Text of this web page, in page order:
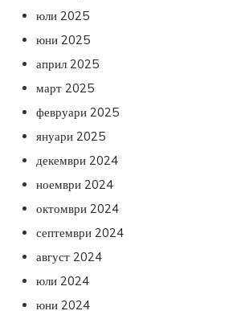
юли 2025
юни 2025
април 2025
март 2025
февруари 2025
януари 2025
декември 2024
ноември 2024
октомври 2024
септември 2024
август 2024
юли 2024
юни 2024